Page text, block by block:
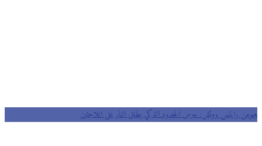
رايتس ووتش: حرس الحدود التركي يطلق النار على اللاجئين